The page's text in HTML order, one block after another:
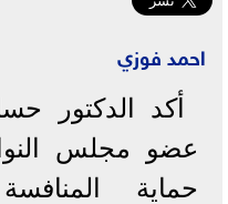
احمد فوزي
أكد الدكتور
عضو مجلس
حماية